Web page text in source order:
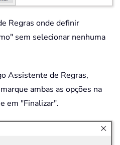
Regras onde definir
sem selecionar nenhuma
Assistente de Regras,
ambas as opções na
em "Finalizar".